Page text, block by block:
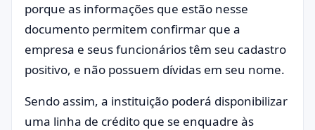
porque as informações que estão nesse
documento permitem confirmar que a
empresa e seus funcionários têm seu cadastro
positivo, e não possuem dívidas em seu nome.
Sendo assim, a instituição poderá disponibilizar
uma linha de crédito que se enquadre às